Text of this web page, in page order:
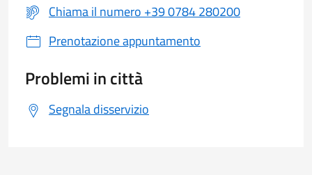
Chiama il numero +39 0784 280200
Prenotazione appuntamento
Problemi in città
Segnala disservizio